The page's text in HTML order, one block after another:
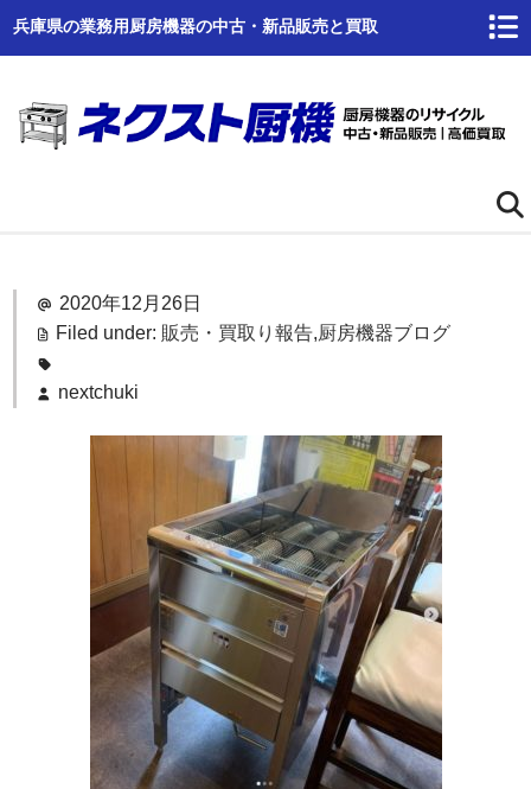
兵庫県の業務用厨房機器の中古・新品販売と買取
ネクスト厨機とは
商品一覧
事業案内
お問い合わせ
2020年12月26日
Filed under: 販売・買取り報告,厨房機器ブログ
nextchuki